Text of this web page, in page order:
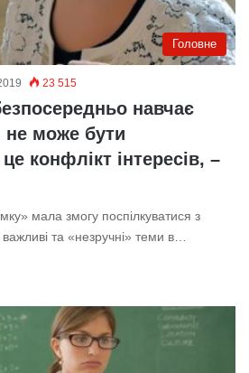
Головне
23 515
навчає
не може бути
конфлікт інтересів, –
мала змогу поспілкуватися з
та «незручні» теми в…